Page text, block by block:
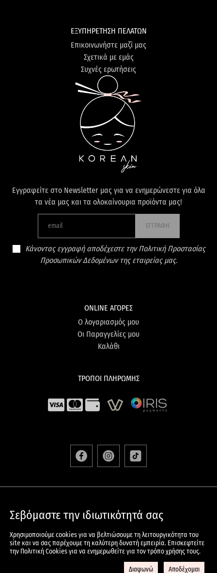
Σεβόμαστε την ιδιωτικότητά σας
Χρησιμοποιούμε cookies για να βελτιώσουμε τη λειτουργικότητα του
site και να σας παρέχουμε τη καλύτερη δυνατή εμπειρία. Επισκεφτείτε
την Πολιτική Cookies για να ενημερωθείτε για τον τρόπο χρήσης τους.
Διαφωνώ Αποδέχομαι
ΕΞΥΠΗΡΕΤΗΣΗ ΠΕΛΑΤΩΝ
Επικοινωνήστε μαζί μας
Σχετικά με εμάς
Συχνές ερωτήσεις
Εγγραφείτε στο Newsletter μας για να ενημερώνεστε για όλα
τα νέα μας και τα ολοκαίνουρια προϊόντα μας!
ΕΓΓΡΑΦΗ
Κάνοντας εγγραφή αποδέχεστε την Πολιτική Προστασίας
Προσωπικών Δεδομένων της εταιρείας μας.
ONLINE ΑΓΟΡΕΣ
Ο λογαριασμός μου
Οι Παραγγελίες μου
Καλάθι
ΤΡΟΠΟΙ ΠΛΗΡΩΜΗΣ
ΟΡΟΙ & ΠΡΟΫΠΟΘΕΣΕΙΣ
ΠΟΛΙΤΙΚΗ COOKIES
© 2024 KOREANSKIN.GR All Rights Reserved – Developed And
DataWay.gr